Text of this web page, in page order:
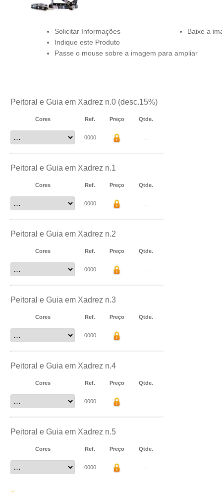
Baixe a
Solicitar Informações
Indique este Produto
Passe o mouse sobre a imagem para ampliar
Peitoral e Guia em Xadrez n.0 (desc.15%)
Cores Ref. Preço Qtde.
0000
Peitoral e Guia em Xadrez n.1
Cores Ref. Preço Qtde.
0000
Peitoral e Guia em Xadrez n.2
Cores Ref. Preço Qtde.
0000
Peitoral e Guia em Xadrez n.3
Cores Ref. Preço Qtde.
0000
Peitoral e Guia em Xadrez n.4
Cores Ref. Preço Qtde.
0000
Peitoral e Guia em Xadrez n.5
Cores Ref. Preço Qtde.
0000